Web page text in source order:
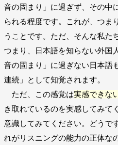
音の固まり」に過ぎず、その中
られる程度です。これが、つま
うことです。ただ、そんな私た
つまり、日本語を知らない外国
音の固まり」に過ぎない日本語
連続」として知覚されます。
ただ、この感覚は実感できな
き取れているのを実感してみて
意識してみてください。どうで
れがリスニングの能力の正体な